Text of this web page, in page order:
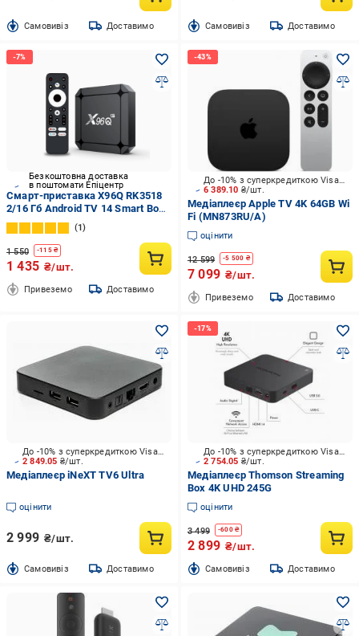
Cамовивіз Доставимо Cамовивіз Доставимо
Безкоштовна доставка
в поштомати Епіцентр
Смарт-приставка X96Q RK3518
2/16 Гб Android TV 14 Smart Box
(590-16)
1
1 550 -115₴
1 435 ₴/шт.
Привеземо Доставимо
6 389.10 ₴/шт.
До -10% з суперкредиткою Visa Вигода
Медіаплеєр Apple TV 4K 64GB Wi
Fi (MN873RU/A)
оцінити
12 599 -5 500 ₴
7 099 ₴/шт.
Привеземо Доставимо
2 849.05 ₴/шт.
До -10% з суперкредиткою Visa Вигода
Медіаплеєр iNeXT TV6 Ultra
оцінити
2 999 ₴/шт.
Cамовивіз Доставимо
2 754.05 ₴/шт.
До -10% з суперкредиткою Visa Вигода
Медіаплеєр Thomson Streaming
Box 4K UHD 245G
оцінити
3 499 -600₴
2 899 ₴/шт.
Cамовивіз Доставимо